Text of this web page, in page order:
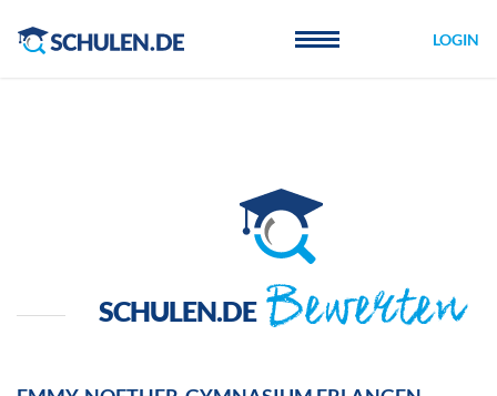
LOGIN
SCHULEN.DE Bewerten